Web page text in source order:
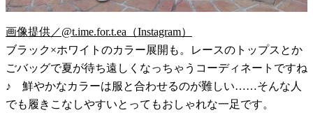
画像提供／@t.ime.for.t.ea（Instagram）
ブラック×ホワイトのカラー展開も。レースのトップスとか
ごバッグで夏が待ち遠しくなっちゃうコーディネートですね
♪ 鮮やかなカラーは服と合わせるのが難しい……そんな人
でも履きこなしやすいとってもおしゃれな一足です。